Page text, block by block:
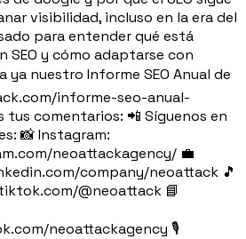
visibilidad, incluso en la era del
para entender qué está
SEO y cómo adaptarse con
ya nuestro Informe SEO Anual de
informe-seo-anual-
tus comentarios: 📲 Síguenos en
📸 Instagram:
neoattackagency/ 💼
company/neoattack 🎵
@neoattack 📘
neoattackagency 🎙️